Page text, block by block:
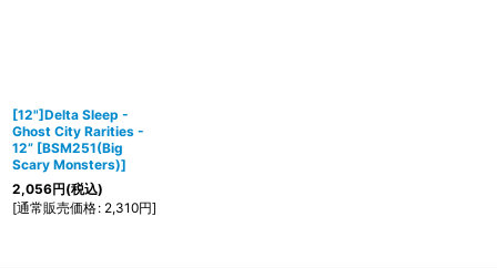
[12"]Delta Sleep -
Ghost City Rarities -
12” [BSM251(Big
Scary Monsters)]
2,056円(税込)
[通常販売価格: 2,310円]